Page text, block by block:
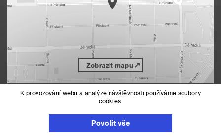
Zobrazit mapu
Nastavení cookies
K provozování webu a analýze návštěvnosti používáme soubory
cookies.
Povolit vše